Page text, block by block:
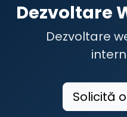
Dezvoltare
Dezvoltare
Solicită